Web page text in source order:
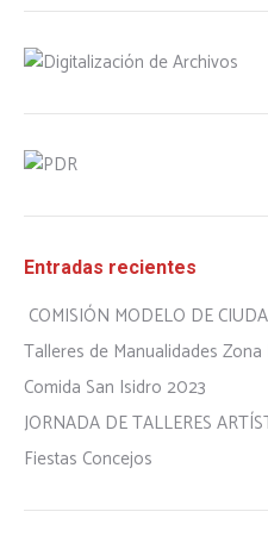
Entradas recientes
COMISIÓN MODELO DE
Talleres de Manualidades Zona
Comida San Isidro 2023
JORNADA DE TALLERES
Fiestas Concejos